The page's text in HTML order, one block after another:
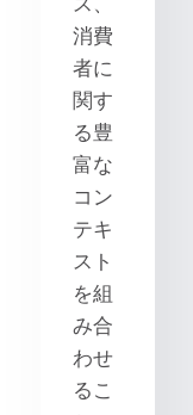
消費
者に
関す
る豊
富な
コン
テキ
スト
を組
み合
わせ
るこ